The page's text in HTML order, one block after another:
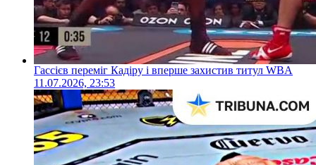
Гассієв переміг Кадіру і вперше захистив титул WBA
11.07.2026, 23:53